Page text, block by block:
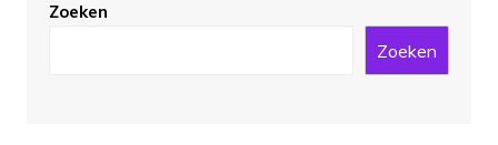
Zoeken
Zoeken